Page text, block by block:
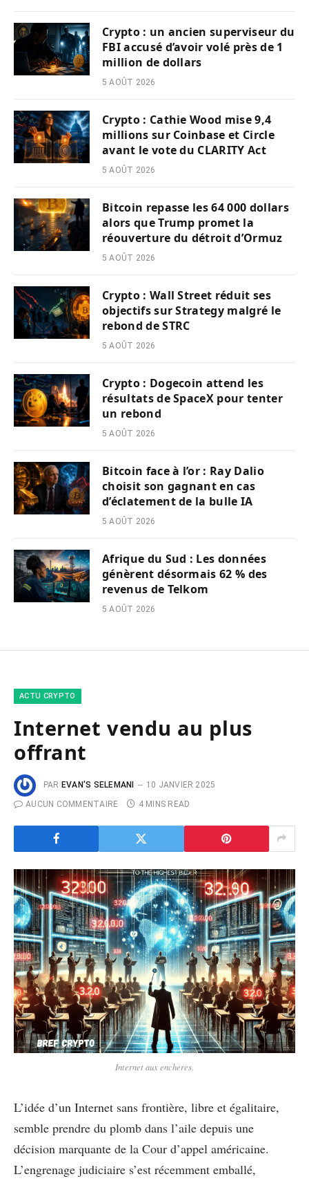
Crypto : un ancien superviseur du
FBI accusé d’avoir volé près de 1
million de dollars
5 AOÛT 2026
Crypto : Cathie Wood mise 9,4
millions sur Coinbase et Circle
avant le vote du CLARITY Act
5 AOÛT 2026
Bitcoin repasse les 64 000 dollars
alors que Trump promet la
réouverture du détroit d’Ormuz
5 AOÛT 2026
Crypto : Wall Street réduit ses
objectifs sur Strategy malgré le
rebond de STRC
5 AOÛT 2026
Crypto : Dogecoin attend les
résultats de SpaceX pour tenter
un rebond
5 AOÛT 2026
Bitcoin face à l’or : Ray Dalio
choisit son gagnant en cas
d’éclatement de la bulle IA
5 AOÛT 2026
Afrique du Sud : Les données
génèrent désormais 62 % des
revenus de Telkom
5 AOÛT 2026
ACTU CRYPTO
Internet vendu au plus
offrant
PAR EVAN'S SELEMANI
10 JANVIER 2025
AUCUN COMMENTAIRE
4 MINS READ
Internet aux encheres.
L’idée d’un Internet sans frontière, libre et égalitaire,
semble prendre du plomb dans l’aile depuis une
décision marquante de la Cour d’appel américaine.
L’engrenage judiciaire s’est récemment emballé,